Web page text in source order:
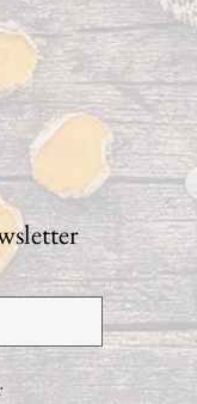
personenbezogenen Daten gemäß der